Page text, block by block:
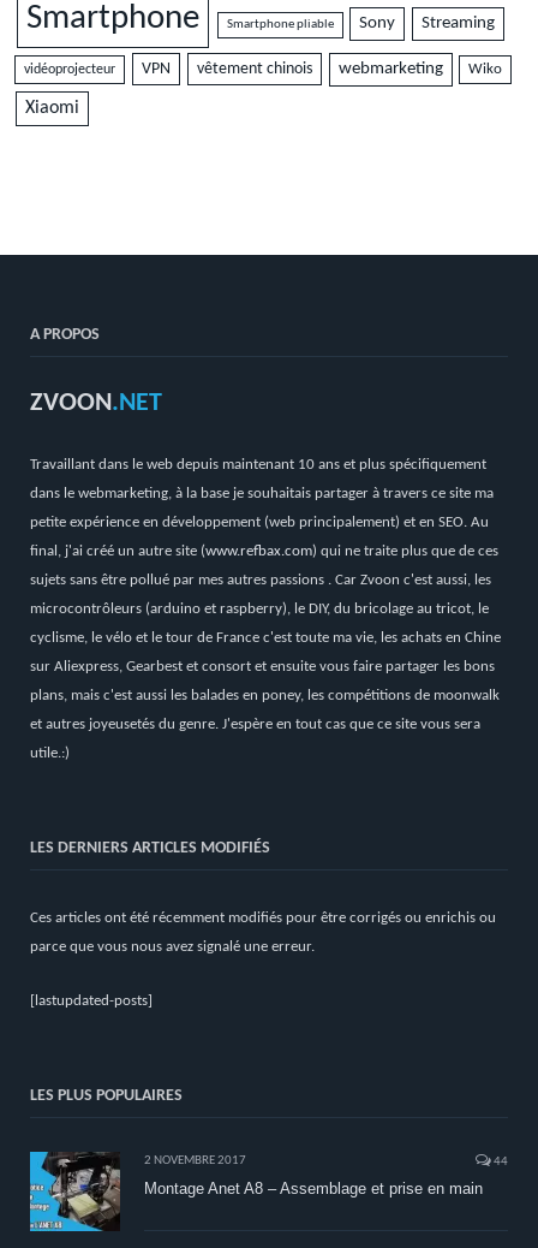
Smartphone Smartphone pliable Sony Streaming
vidéoprojecteur VPN vêtement chinois webmarketing Wiko
Xiaomi
A PROPOS
ZVOON.NET
Travaillant dans le web depuis maintenant 10 ans et plus spécifiquement
dans le webmarketing, à la base je souhaitais partager à travers ce site ma
petite expérience en développement (web principalement) et en SEO. Au
final, j'ai créé un autre site (www.refbax.com) qui ne traite plus que de ces
sujets sans être pollué par mes autres passions . Car Zvoon c'est aussi, les
microcontrôleurs (arduino et raspberry), le DIY, du bricolage au tricot, le
cyclisme, le vélo et le tour de France c'est toute ma vie, les achats en Chine
sur Aliexpress, Gearbest et consort et ensuite vous faire partager les bons
plans, mais c'est aussi les balades en poney, les compétitions de moonwalk
et autres joyeusetés du genre. J'espère en tout cas que ce site vous sera
utile.:)
LES DERNIERS ARTICLES MODIFIÉS
Ces articles ont été récemment modifiés pour être corrigés ou enrichis ou
parce que vous nous avez signalé une erreur.
[lastupdated-posts]
LES PLUS POPULAIRES
2 NOVEMBRE 2017 44
Montage Anet A8 – Assemblage et prise en main